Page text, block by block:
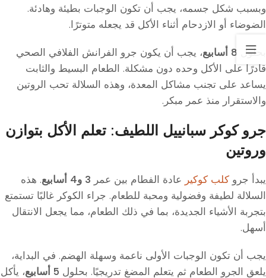
وبسبب شكل جسمه، يجب أن تكون الوجبات بطيئة وهادئة.
الضوضاء أو الازدحام أثناء الأكل قد يجعله متوترًا.
بحلول 8 أسابيع
، يجب أن يكون جرو الفرانش الفلافي الصحي
قادرًا على الأكل وحده دون مشكلة. الطعام البسيط والثابت
يساعد على تجنب مشاكل المعدة، وهذه السلالة تحب الروتين
والاستقرار منذ عمر مبكر.
جرو كوكر سبانييل اللطيف: تعلم الأكل بتوازن
وروتين
يبدأ جرو كلب كوكير عادة الفطام بين عمر 3 و4 أسابيع
. هذه
السلالة لطيفة وفضولية ومحبة للطعام. جراء الكوكر غالبًا تستمتع
بتجربة الأشياء الجديدة، بما في ذلك الطعام، مما يجعل الانتقال
أسهل.
يجب أن تكون الوجبات الأولى ناعمة وسهلة الهضم. في البداية،
يلعق الجرو الطعام ثم يتعلم المضغ تدريجيًا. بحلول 5 أسابيع
، يأكل